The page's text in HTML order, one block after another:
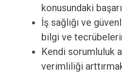
konusundaki
İş sağlığı ve
bilgi ve
Kendi sorumluluk
verimliliği